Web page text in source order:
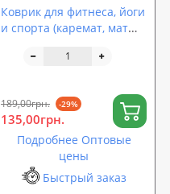
Коврик для фитнеса, йоги
и спорта (каремат, мат
Mini 5мм (F-00015)
189,00грн. -29%
135,00грн.
Подробнее Оптовые
цены
Быстрый заказ